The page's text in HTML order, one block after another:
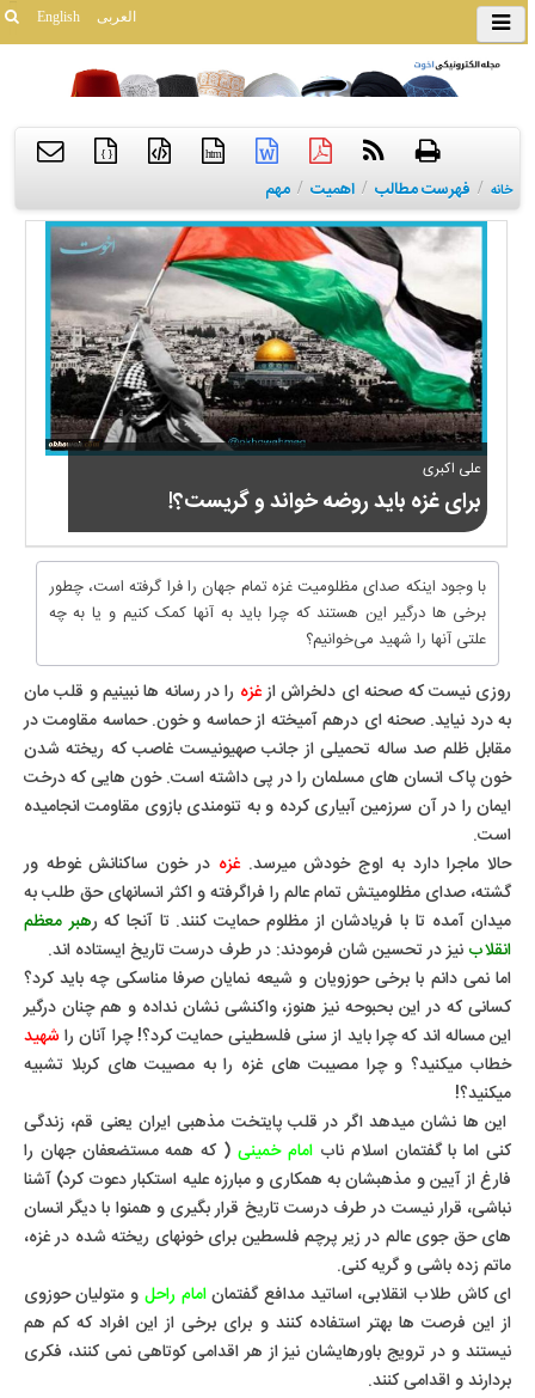
English العربی
htm
{ }
خانه / فهرست مطالب / اهمیت / مهم
علی اکبری
برای غزه باید روضه خواند و گریست؟!
با وجود اینکه صدای مظلومیت غزه تمام جهان را فرا گرفته است، چطور
برخی ها درگیر این‌ هستند که چرا باید به آنها کمک کنیم و یا به چه
علتی آنها را شهید می‌خوانیم؟
روزی نیست که صحنه ای دلخراش ازغزه را در رسانه ها نبینیم و قلب مان
به درد نیاید. صحنه ای درهم آمیخته از حماسه و خون. حماسه مقاومت در
مقابل ظلم صد ساله تحمیلی از جانب صهیونیست غاصب که ریخته شدن
خون پاک انسان های مسلمان را در پی داشته است. خون هایی که درخت
ایمان را در آن سرزمین آبیاری کرده و به تنومندی بازوی مقاومت انجامیده
است.
حالا ماجرا دارد به اوج خودش میرسد.غزه در خون ساکنانش غوطه ور
گشته، صدای مظلومیتش تمام عالم را فراگرفته و اکثر انسانهای حق طلب به
میدان آمده تا با فریادشان از مظلوم حمایت کنند. تا آنجا که رهبر معظم
انقلاب نیز در تحسین شان فرمودند: در طرف درست تاریخ ایستاده اند.
اما نمی دانم با برخی حوزویان و شیعه نمایان صرفا مناسکی چه باید کرد؟
کسانی که در این بحبوحه نیز هنوز، واکنشی نشان نداده و هم چنان درگیر
این مساله اند که چرا باید از سنی فلسطینی حمایت کرد؟! چرا آنان راشهید
خطاب میکنید؟ و چرا مصیبت های غزه را به مصیبت های کربلا تشبیه
میکنید؟!
این ها نشان میدهد اگر در قلب پایتخت مذهبی ایران یعنی قم، زندگی
کنی اما با گفتمان اسلام نابامام خمینی( که همه مستضعفان جهان را
فارغ از آیین و مذهبشان به همکاری و مبارزه علیه استکبار دعوت کرد) آشنا
نباشی، قرار نیست در طرف درست تاریخ قرار بگیری و همنوا با دیگر انسان
های حق جوی عالم در زیر پرچم فلسطین برای خونهای ریخته شده در غزه،
ماتم زده باشی و گریه کنی.
ای کاش طلاب انقلابی، اساتید مدافع گفتمانامام راحل و متولیان حوزوی
از این فرصت ها بهتر استفاده کنند و برای برخی از این افراد که کم هم
نیستند و در ترویج باورهایشان نیز از هر اقدامی کوتاهی نمی کنند، فکری
بردارند و اقدامی کنند.